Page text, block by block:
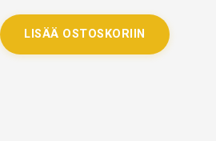
LISÄÄ OSTOSKORIIN